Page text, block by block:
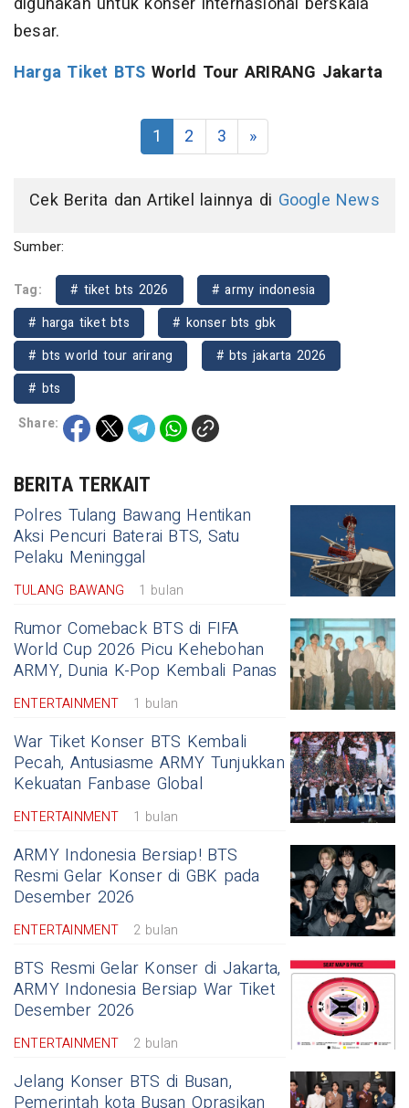
besar.
Harga Tiket BTS World Tour ARIRANG Jakarta
1 2 3 »
Cek Berita dan Artikel lainnya di Google News
Sumber:
Tag: # tiket bts 2026
# army indonesia
# harga tiket bts
# konser bts gbk
# bts world tour arirang
# bts jakarta 2026
# bts
Share:
BERITA TERKAIT
Polres Tulang Bawang Hentikan
Aksi Pencuri Baterai BTS, Satu
Pelaku Meninggal
TULANG BAWANG 1 bulan
Rumor Comeback BTS di FIFA
World Cup 2026 Picu Kehebohan
ARMY, Dunia K-Pop Kembali Panas
ENTERTAINMENT 1 bulan
War Tiket Konser BTS Kembali
Pecah, Antusiasme ARMY Tunjukkan
Kekuatan Fanbase Global
ENTERTAINMENT 1 bulan
ARMY Indonesia Bersiap! BTS
Resmi Gelar Konser di GBK pada
Desember 2026
ENTERTAINMENT 2 bulan
BTS Resmi Gelar Konser di Jakarta,
ARMY Indonesia Bersiap War Tiket
Desember 2026
ENTERTAINMENT 2 bulan
Jelang Konser BTS di Busan,
Pemerintah kota Busan Oprasikan